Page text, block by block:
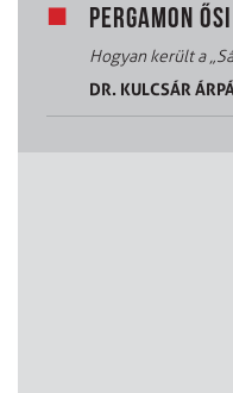
PERGAMON
Hogyan került a
DR. KULCSÁR